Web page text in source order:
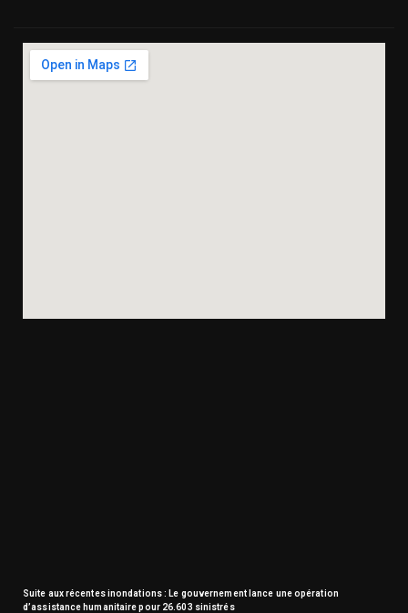
Suite aux récentes inondations : Le gouvernement lance une opération
d’assistance humanitaire pour 26.603 sinistrés